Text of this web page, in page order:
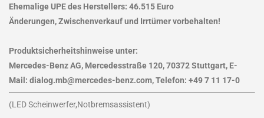
Ehemalige UPE des Herstellers: 46.515 Euro
Änderungen, Zwischenverkauf und Irrtümer vorbehalten!
Produktsicherheitshinweise unter:
Mercedes-Benz AG, Mercedesstraße 120, 70372 Stuttgart, E-
Mail: dialog.mb@mercedes-benz.com, Telefon: +49 7 11 17-0
(LED Scheinwerfer,Notbremsassistent)